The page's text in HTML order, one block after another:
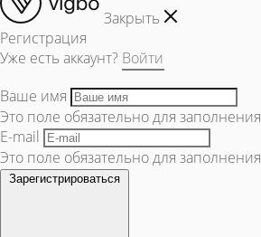
Закрыть
Регистрация
Уже есть аккаунт? Войти
Ваше имя
Это поле обязательно для заполнения
E-mail
Это поле обязательно для заполнения
Зарегистрироваться